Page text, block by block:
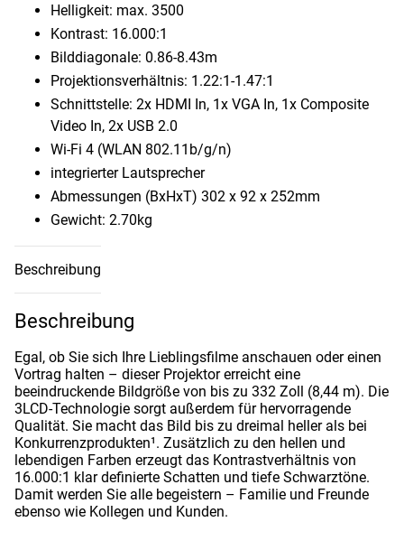
Helligkeit: max. ​3500
Kontrast: 16.000:1
Bilddiagonale: 0.86-8.43m
Projektionsverhältnis: 1.22:1-1.47:1
Schnittstelle: 2x HDMI In, 1x VGA In, 1x Composite
Video In, 2x USB 2.0
Wi-Fi 4 (WLAN 802.11b/​g/​n)
integrierter Lautsprecher
Abmessungen (BxHxT) 302 x 92 x 252mm
Gewicht: 2.70kg
Beschreibung
Beschreibung
Egal, ob Sie sich Ihre Lieblingsfilme anschauen oder einen
Vortrag halten – dieser Projektor erreicht eine
beeindruckende Bildgröße von bis zu 332 Zoll (8,44 m). Die
3LCD-Technologie sorgt außerdem für hervorragende
Qualität. Sie macht das Bild bis zu dreimal heller als bei
Konkurrenzprodukten¹. Zusätzlich zu den hellen und
lebendigen Farben erzeugt das Kontrastverhältnis von
16.000:1 klar definierte Schatten und tiefe Schwarztöne.
Damit werden Sie alle begeistern – Familie und Freunde
ebenso wie Kollegen und Kunden.